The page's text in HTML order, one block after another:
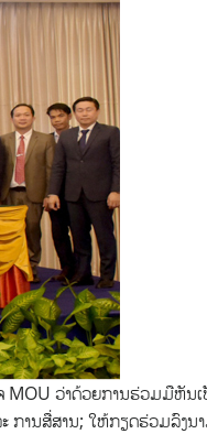
MOU ວ່າດ້ວຍການຮ່ວມມືຫັນ
ການສື່ສານ; ໃຫ້ກຽດຮ່ວມລົງນ